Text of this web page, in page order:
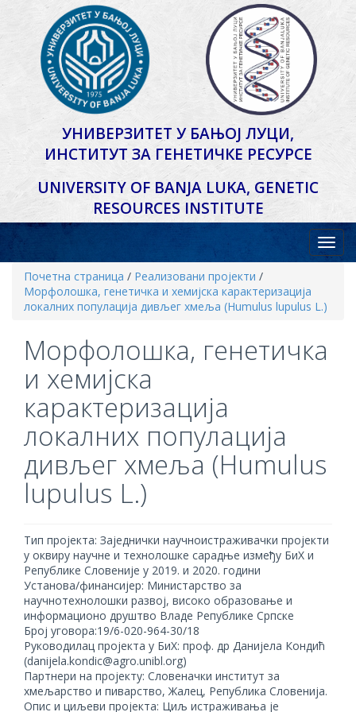
УНИВЕРЗИТЕТ У БАЊОЈ ЛУЦИ,
ИНСТИТУТ ЗА ГЕНЕТИЧКЕ РЕСУРСЕ
UNIVERSITY OF BANJA LUKA, GENETIC
RESOURCES INSTITUTE
Почетна страница / Реализовани пројекти /
Mорфолошка, генетичка и хемијска карактеризација
локалних популација дивљег хмеља (Humulus lupulus L.)
Mорфолошка, генетичка
и хемијска
карактеризација
локалних популација
дивљег хмеља (Humulus
lupulus L.)
Тип пројекта: Заједнички научноистраживачки пројекти
у оквиру научне и технолошке сарадње између БиХ и
Републике Словеније у 2019. и 2020. години
Установа/финансијер: Министарство за
научнотехнолошки развој, високо образовање и
информационо друштво Владе Републике Српске
Број уговора:19/6-020-964-30/18
Руководилац пројекта у БиХ: проф. др Данијела Кондић
(danijela.kondic@agro.unibl.org)
Партнери на пројекту: Словеначки институт за
хмељарство и пиварство, Жалец, Република Словенија.
Опис и циљеви пројекта: Циљ истраживања је